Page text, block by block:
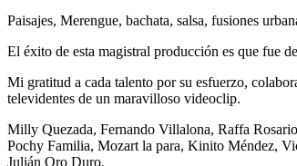
Paisajes, Merengue, bachata, salsa, fusiones
El éxito de esta magistral producción es que fue
Mi gratitud a cada talento por su esfuerzo,
televidentes de un maravilloso videoclip.
Milly Quezada, Fernando Villalona, Raffa
Pochy Familia, Mozart la para, Kinito Méndez,
Julián Oro Duro.